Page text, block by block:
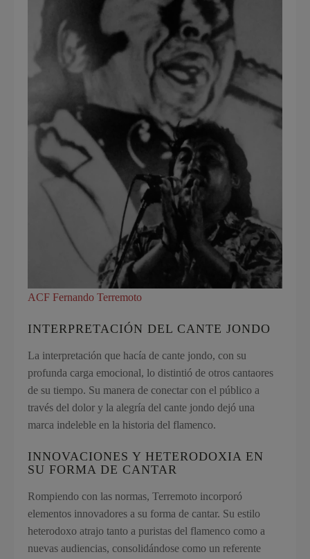
ACF Fernando Terremoto
INTERPRETACIÓN DEL CANTE JONDO
La interpretación que hacía de cante jondo, con su
profunda carga emocional, lo distintió de otros cantaores
de su tiempo. Su manera de conectar con el público a
través del dolor y la alegría del cante jondo dejó una
marca indeleble en la historia del flamenco.
INNOVACIONES Y HETERODOXIA EN
SU FORMA DE CANTAR
Rompiendo con las normas, Terremoto incorporó
elementos innovadores a su forma de cantar. Su estilo
heterodoxo atrajo tanto a puristas del flamenco como a
nuevas audiencias, consolidándose como un referente